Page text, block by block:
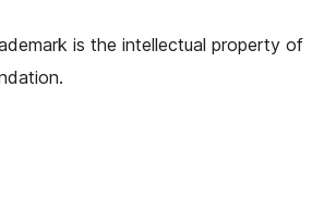
is the intellectual property of